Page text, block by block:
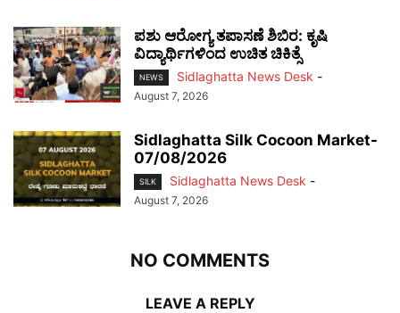
ಪಶು ಆರೋಗ್ಯ ತಪಾಸಣೆ ಶಿಬಿರ: ಕೃಷಿ
ವಿದ್ಯಾರ್ಥಿಗಳಿಂದ ಉಚಿತ ಚಿಕಿತ್ಸೆ
NEWS Sidlaghatta News Desk -
August 7, 2026
Sidlaghatta Silk Cocoon Market-
07/08/2026
SILK Sidlaghatta News Desk -
August 7, 2026
NO COMMENTS
LEAVE A REPLY